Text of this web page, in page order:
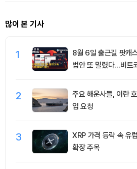
많이 본 기사
1
8월 6일 출근길 팟캐
법안 또 밀렸다…비트
2
주요 해운사들, 이란
입 요청
3
XRP 가격 등락 속 유
확장 주목